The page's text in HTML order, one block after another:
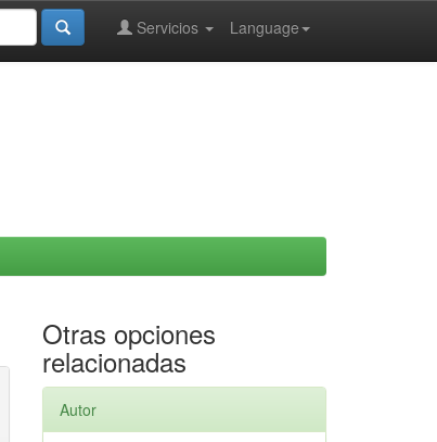
Language
Servicios
Otras opciones
relacionadas
Autor